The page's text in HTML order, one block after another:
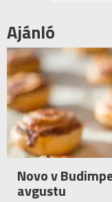
Ajánló
Novo v
avgustu